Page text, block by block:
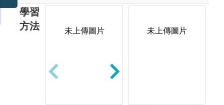
學習
方法
未上傳圖片 未上傳圖片
未上傳圖片